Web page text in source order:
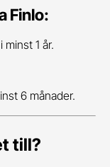
Finlo:
1 år.
6 månader.
till?